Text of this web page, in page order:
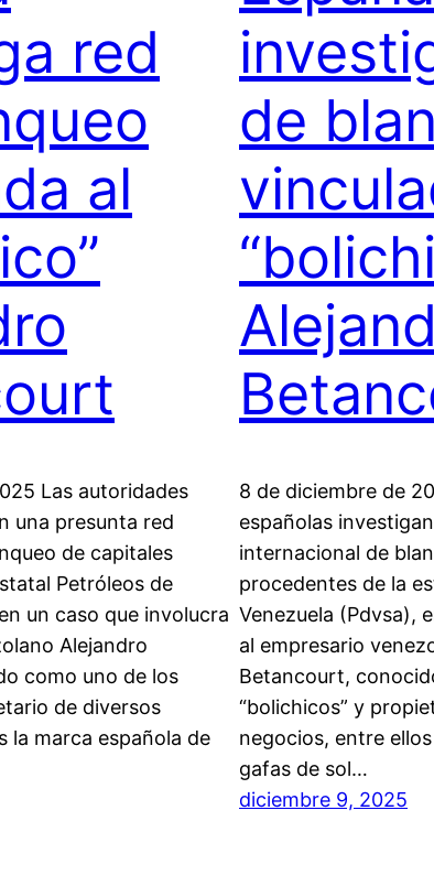
red
al
Las autoridades
una presunta red
de capitales
Petróleos de
un caso que involucra
Alejandro
como uno de los
de diversos
la marca española de
de
8 de diciembre de
españolas
internacional de
procedentes de la
Venezuela (Pdvsa),
al empresario
Betancourt,
“bolichicos” y
negocios, entre
gafas de sol…
diciembre 9, 2025